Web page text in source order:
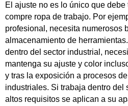
El ajuste no es lo único que
compre ropa de trabajo. Por
profesional, necesita numerosos
almacenamiento de
dentro del sector industrial,
mantenga su ajuste y color
y tras la exposición a procesos
industriales. Si trabaja dentro del
altos requisitos se aplican a su